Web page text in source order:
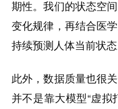
期性。我们的状态空
变化规律，再结合医
持续预测人体当前状态
此外，数据质量也很
并不是靠大模型“虚拟